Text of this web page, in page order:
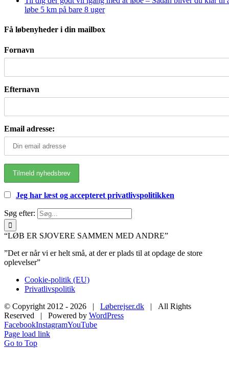
løbe 5 km på bare 8 uger
Få løbenyheder i din mailbox
Fornavn
Efternavn
Email adresse:
Jeg har læst og accepteret privatlivspolitikken
Søg efter:
“LØB ER SJOVERE SAMMEN MED ANDRE”
”Det er når vi er helt små, at der er plads til at opdage de store
oplevelser”
Cookie-politik (EU)
Privatlivspolitik
© Copyright 2012 - 2026 | Løberejser.dk | All Rights
Reserved | Powered by WordPress
FacebookInstagramYouTube
Page load link
Go to Top